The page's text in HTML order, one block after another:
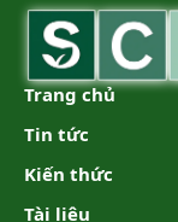
Trang chủ
Tin tức
Kiến thức
Tài liệu